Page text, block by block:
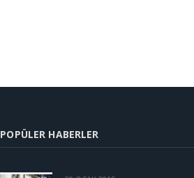
POPÜLER HABERLER